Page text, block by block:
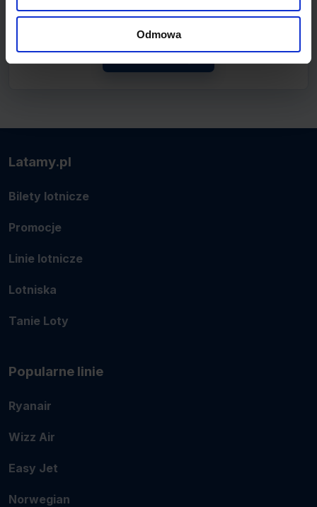
Odmowa
połączenie.
Latamy.pl
Bilety lotnicze
Promocje
Linie lotnicze
Lotniska
Tanie Loty
Popularne linie
Ryanair
Wizz Air
Easy Jet
Norwegian